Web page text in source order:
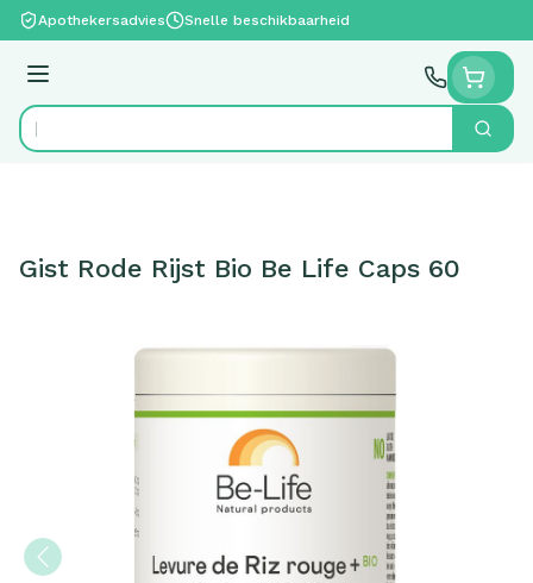
Ga naar de inhoud
Apothekersadvies Snelle beschikbaarheid
Menu
Product, merk, categorie... Zoek
Gist Rode Rijst Bio Be Life Caps 60